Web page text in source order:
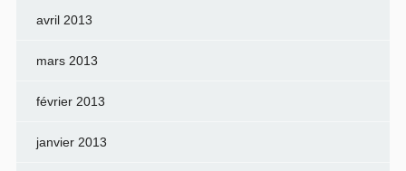
avril 2013
mars 2013
février 2013
janvier 2013